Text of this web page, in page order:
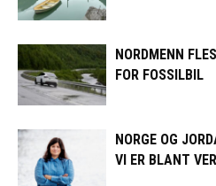
NORDMENN
FOR FOSSILBIL
NORGE OG
VI ER BLANT